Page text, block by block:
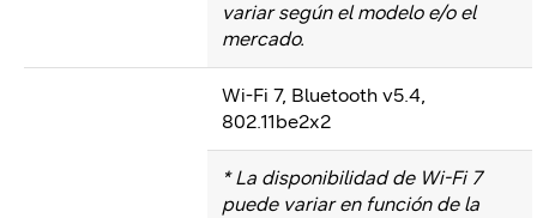
variar según el modelo e/o el
mercado.
Wi-Fi 7, Bluetooth v5.4,
802.11be2x2
* La disponibilidad de Wi-Fi 7
puede variar en función de la